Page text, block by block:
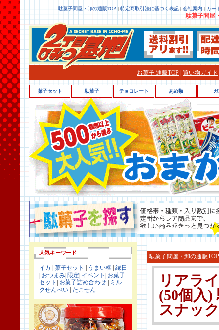
駄菓子問屋・卸の通販TOP | 特定商取引法に基づく表記 | 会社案内 | カー
駄菓子問屋
お菓子 通販TOP 買い物ガイド
人気キーワード
イカ 菓子セット うまい棒 縁日
おつまみ 限定 イベント
お菓子
セット
お菓子詰め合わせ
ミル
クせんべい たこせん
駄菓子問屋・卸の通販TOP
リアラ
(50個入)
スナッ